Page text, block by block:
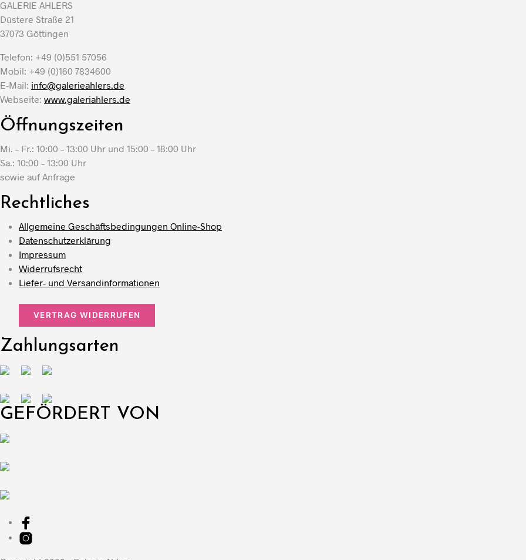
GALERIE AHLERS
Düstere Straße 21
37073 Göttingen
Telefon: +49 (0)551 57056
Mobil: +49 (0)160 7834600
E-Mail: info@galerieahlers.de
Webseite: www.galeriahlers.de
Öffnungszeiten
Mi. – Fr.: 10:00 – 13:00 Uhr und 15:00 – 18:00 Uhr
Sa.: 10:00 – 13:00 Uhr
sowie auf Anfrage
Rechtliches
Allgemeine Geschäftsbedingungen Online-Shop
Datenschutzerklärung
Impressum
Widerrufsrecht
Liefer- und Versandinformationen
VERTRAG WIDERRUFEN
Zahlungsarten
GEFÖRDERT VON